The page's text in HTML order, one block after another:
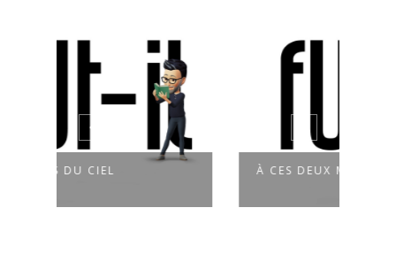
À CES DEUX MOUCHES